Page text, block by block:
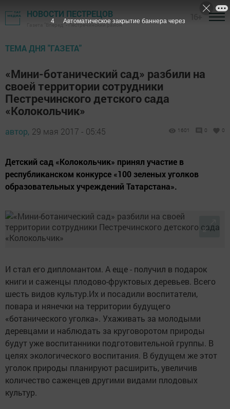
НОВОСТИ ПЕСТРЕЦОВ
Газета "Вперед" - Пестречинский район
ТЕМА ДНЯ "ГАЗЕТА"
«Мини-ботанический сад» разбили на
своей территории сотрудники
Пестречинского детского сада
«Колокольчик»
автор, 29 мая 2017 - 05:45 1601 0 0
Детский сад «Колокольчик» принял участие в
республиканском конкурсе «100 зеленых уголков
образовательных учреждений Татарстана».
И стал его дипломантом. А еще - получил в подарок
книги и саженцы плодово-фруктовых деревьев. Всего
шесть видов культур.Их и посадили воспитатели,
повара и нянечки на территории будущего
«ботанического уголка». Ухаживать за молодыми
деревцами и наблюдать за круговоротом природы
будут уже воспитанники подготовительной группы. В
целях экологического воспитания. В будущем же этот
уголок природы планируют расширить, увеличив
количество саженцев другими видами плодовых
культур.
3 Автоматическое закрытие баннера через